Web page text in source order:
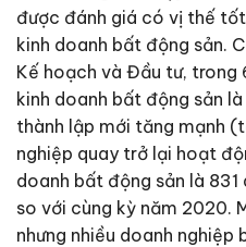
được đánh giá có vị thế
kinh doanh bất động sản.
Kế hoạch và Đầu tư, trong
kinh doanh bất động sản
thành lập mới tăng mạnh
nghiệp quay trở lại hoạt
doanh bất động sản là 831
so với cùng kỳ năm 2020.
nhưng nhiều doanh